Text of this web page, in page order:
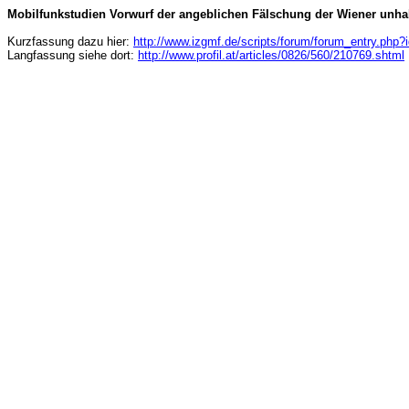
Mobilfunkstudien Vorwurf der angeblichen Fälschung der Wiener
Kurzfassung dazu hier: http://www.izgmf.de/scripts/forum/
Langfassung siehe dort: http://www.profil.at/articles/0826/560/210769.shtml